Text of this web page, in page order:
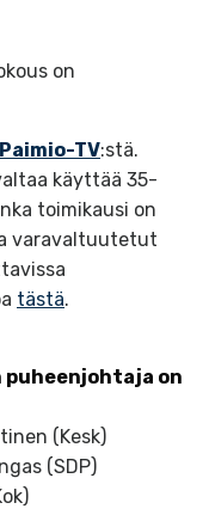
on
Paimio-TV:stä.
käyttää 35-
toimikausi on
varavaltuutetut
tästä.
on
(Kesk)
(SDP)